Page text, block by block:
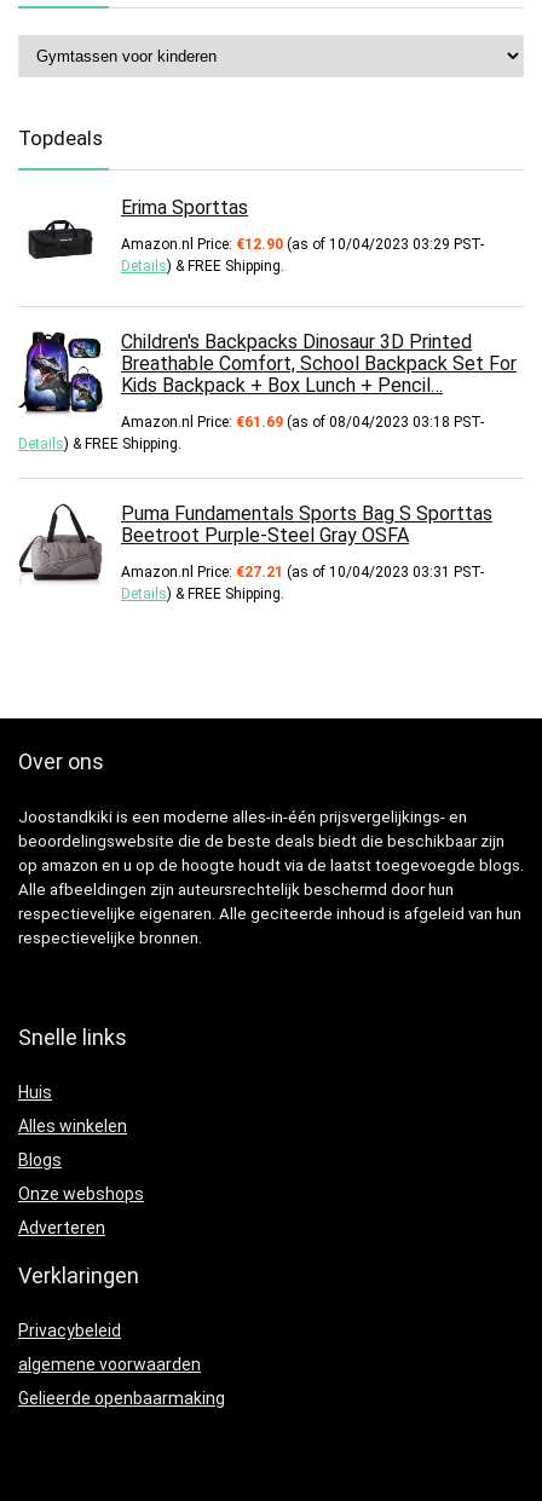
Topdeals
Erima Sporttas
Amazon.nl Price: €12.90 (as of 10/04/2023 03:29 PST-
Details) & FREE Shipping.
Children's Backpacks Dinosaur 3D Printed
Breathable Comfort, School Backpack Set For
Kids Backpack + Box Lunch + Pencil…
Amazon.nl Price: €61.69 (as of 08/04/2023 03:18 PST-
Details) & FREE Shipping.
Puma Fundamentals Sports Bag S Sporttas
Beetroot Purple-Steel Gray OSFA
Amazon.nl Price: €27.21 (as of 10/04/2023 03:31 PST-
Details) & FREE Shipping.
Over ons
Joostandkiki is een moderne alles-in-één prijsvergelijkings- en
beoordelingswebsite die de beste deals biedt die beschikbaar zijn
op amazon en u op de hoogte houdt via de laatst toegevoegde blogs.
Alle afbeeldingen zijn auteursrechtelijk beschermd door hun
respectievelijke eigenaren. Alle geciteerde inhoud is afgeleid van hun
respectievelijke bronnen.
Snelle links
Huis
Alles winkelen
Blogs
Onze webshops
Adverteren
Verklaringen
Privacybeleid
algemene voorwaarden
Gelieerde openbaarmaking